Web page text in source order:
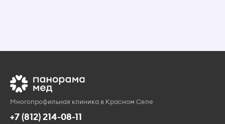
Многопрофильная клиника в Красном Селе
+7 (812) 214-08-11